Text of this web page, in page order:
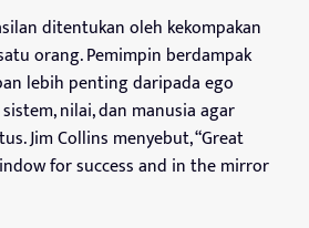
ditentukan oleh kekompakan
orang. Pemimpin berdampak
lebih penting daripada ego
nilai, dan manusia agar
Jim Collins menyebut, “Great
for success and in the mirror